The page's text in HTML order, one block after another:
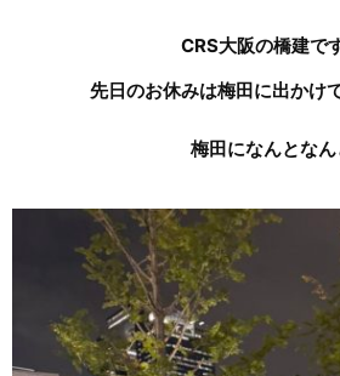
CRS大阪の橋建で
先日のお休みは梅田に出かけ
梅田になんとなん